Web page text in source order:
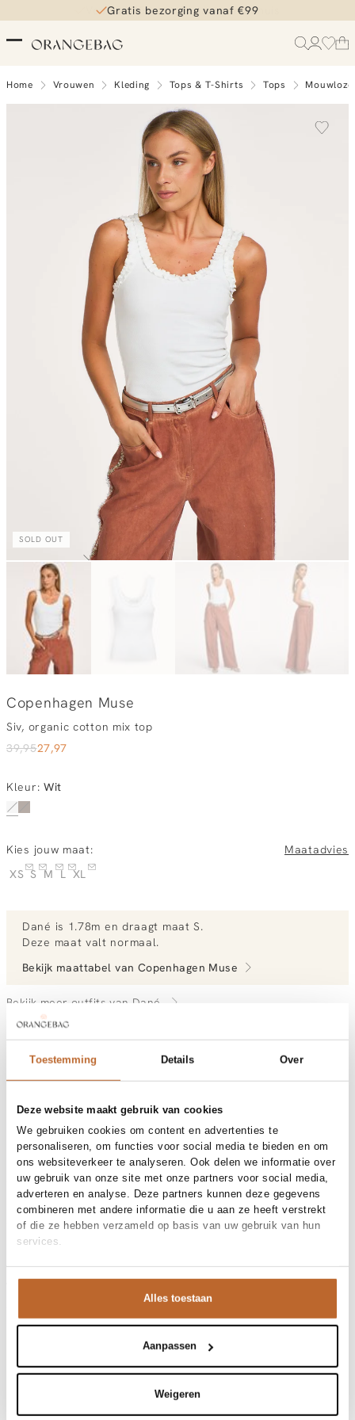
Toestemming Details Over
Deze website maakt gebruik van cookies
We gebruiken cookies om content en advertenties te
personaliseren, om functies voor social media te bieden en om
ons websiteverkeer te analyseren. Ook delen we informatie over
uw gebruik van onze site met onze partners voor social media,
adverteren en analyse. Deze partners kunnen deze gegevens
combineren met andere informatie die u aan ze heeft verstrekt
of die ze hebben verzameld op basis van uw gebruik van hun
services.
Alles toestaan
Aanpassen
Weigeren
Gratis bezorging vanaf €99
Home Vrouwen Kleding Tops & T-Shirts Tops
SOLD OUT
Copenhagen Muse
Siv, organic cotton mix top
39,9527,97
Kleur: Wit
Kies jouw maat:
Maatadvies
XS S M L XL
Dané is 1.78m en draagt maat S.
Deze maat valt normaal.
Bekijk maattabel van Copenhagen Muse
Bekijk meer outfits van Dané
Vandaag besteld, morgen in huis
Gratis bezorging vanaf €99
Materiaal en verzorging
Fabric
Fabric: 95% cotton (organic), 5%
elastane.
Materiaal
Katoen
Reiniging
30°C machine wash
Maat en pasvorm
Maatadvies
Deze maat valt normaal
Pasvorm
Productdetails
CMSIV-TOP
Variantnummer
1010
Variantnaam
Bright white
00030313
Patroon
Effen
Vakantie
Bij Orangebag ontvang je gratis verzending vanaf €99. Alle
bestellingen worden verzonden met een track & trace-code,
zodat je jouw pakket altijd kunt volgen. Bestel je voor 21:45
uur op werkdagen? Dan wordt je pakket vandaag nog
verzonden!
Shop the look